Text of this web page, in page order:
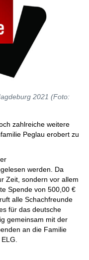
2021 (Foto:
zahlreiche weitere
Peglau erobert zu
werden. Da
Zeit, sondern vor allem
Spende von 500,00 €
alle Schachfreunde
für das deutsche
gemeinsam mit der
an die Familie